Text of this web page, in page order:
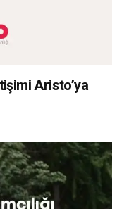
Aristo’ya